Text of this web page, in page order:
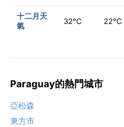
十二月天
氣
32°C 22°C
Paraguay的熱門城市
亞松森
東方市